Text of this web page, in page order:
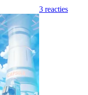
3 reacties